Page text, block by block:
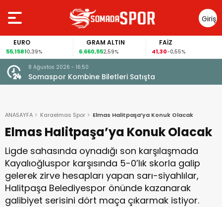
Giriş
Yap
GRAM ALTIN
6.660,552,59% -0,55%
8 Ağustos 2026 - 16:50
Somaspor Kombine Biletleri Satışta
ANASAYFA Karaelmas Spor Elmas Halitpaşa’ya Konuk Olacak
Elmas Halitpaşa’ya Konuk Olacak
Ligde sahasında oynadığı son karşılaşmada
Kayalıoğluspor karşısında 5-0’lık skorla galip
gelerek zirve hesapları yapan sarı-siyahlılar,
Halitpaşa Belediyespor önünde kazanarak
galibiyet serisini dört maça çıkarmak istiyor.